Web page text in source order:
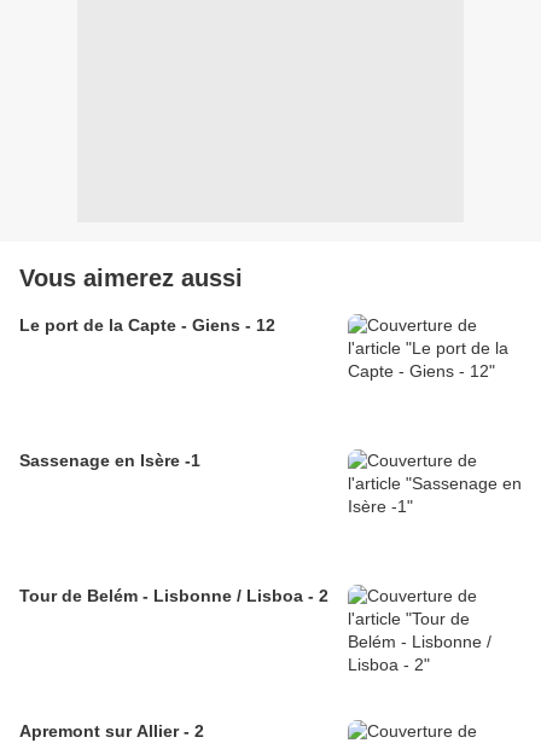
Vous aimerez aussi
Le port de la Capte - Giens - 12
Sassenage en Isère -1
Tour de Belém - Lisbonne / Lisboa - 2
Apremont sur Allier - 2